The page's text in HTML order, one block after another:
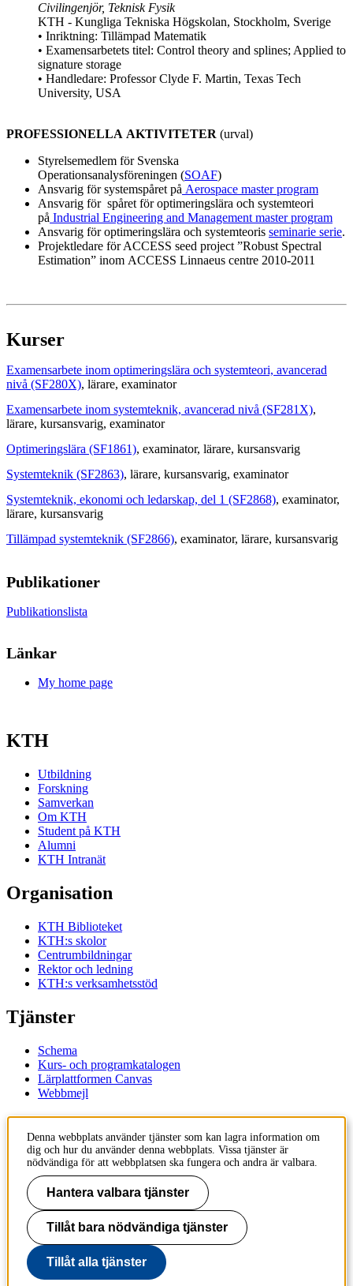
Civilingenjör, Teknisk Fysik
KTH - Kungliga Tekniska Högskolan, Stockholm, Sverige
• Inriktning: Tillämpad Matematik
• Examensarbetets titel: Control theory and splines; Applied to
signature storage
• Handledare: Professor Clyde F. Martin, Texas Tech
University, USA
PROFESSIONELLA AKTIVITETER (urval)
Styrelsemedlem för Svenska
Operationsanalysföreningen (SOAF)
Ansvarig för systemspåret på Aerospace master program
Ansvarig för spåret för optimeringslära och systemteori
på Industrial Engineering and Management master program
Ansvarig för optimeringslära och systemteoris seminarie serie.
Projektledare för ACCESS seed project ”Robust Spectral
Estimation” inom ACCESS Linnaeus centre 2010-2011
Kurser
Examensarbete inom optimeringslära och systemteori, avancerad
nivå (SF280X), lärare, examinator
Examensarbete inom systemteknik, avancerad nivå (SF281X),
lärare, kursansvarig, examinator
Optimeringslära (SF1861), examinator, lärare, kursansvarig
Systemteknik (SF2863), lärare, kursansvarig, examinator
Systemteknik, ekonomi och ledarskap, del 1 (SF2868), examinator,
lärare, kursansvarig
Tillämpad systemteknik (SF2866), examinator, lärare, kursansvarig
Publikationer
Publikationslista
Länkar
My home page
KTH
Utbildning
Forskning
Samverkan
Om KTH
Student på KTH
Alumni
KTH Intranät
Organisation
KTH Biblioteket
KTH:s skolor
Centrumbildningar
Rektor och ledning
KTH:s verksamhetsstöd
Tjänster
Schema
Kurs- och programkatalogen
Lärplattformen Canvas
Webbmejl
Kontakt
KTH
100 44 Stockholm
+46 8 790 60 00
Kontakta KTH
Jobba på KTH
Press och media
Faktura och betalning KTH
Om KTH:s webbplatser
Denna webbplats använder tjänster som kan lagra information om
dig och hur du använder denna webbplats. Vissa tjänster är
nödvändiga för att webbplatsen ska fungera och andra är valbara.
Hantera valbara tjänster
Tillåt bara nödvändiga tjänster
Tillåt alla tjänster